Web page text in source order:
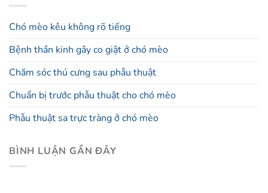
Chó mèo kêu không rõ tiếng
Bệnh thần kinh gây co giật ở chó mèo
Chăm sóc thú cưng sau phẫu thuật
Chuẩn bị trước phẫu thuật cho chó mèo
Phẫu thuật sa trực tràng ở chó mèo
BÌNH LUẬN GẦN ĐÂY